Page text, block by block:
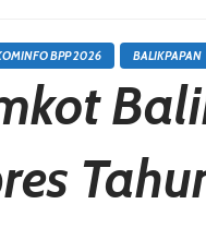
BPP 2026 BALIKPAPAN